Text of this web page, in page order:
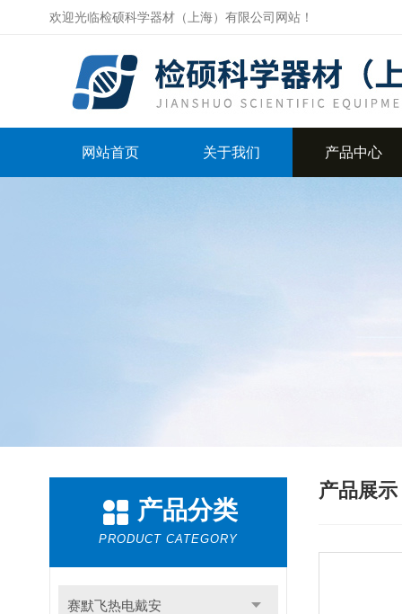
欢迎光临检硕科学器材（上海）有限公司网站！
网站首页 关于我们 产品中心
产品分类
PRODUCT CATEGORY
赛默飞热电戴安
产品展示